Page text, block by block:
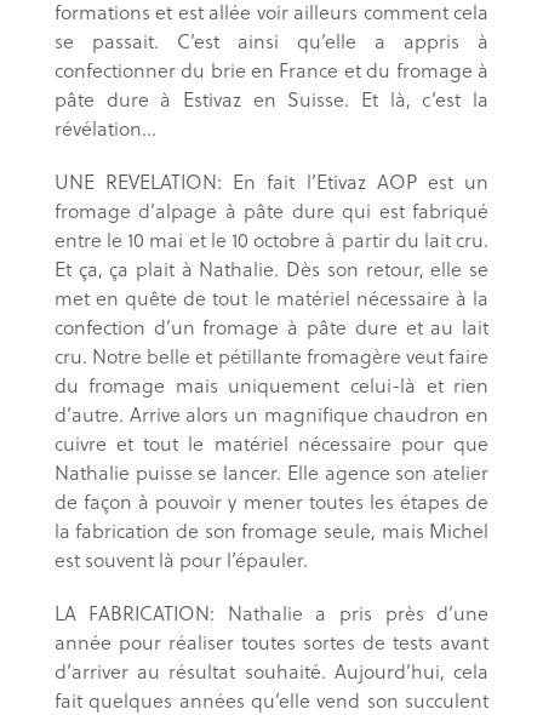
formations et est allée voir ailleurs comment cela
se passait. C’est ainsi qu’elle a appris à
confectionner du brie en France et du fromage à
pâte dure à Estivaz en Suisse. Et là, c’est la
révélation…
UNE REVELATION: En fait l’Etivaz AOP est un
fromage d’alpage à pâte dure qui est fabriqué
entre le 10 mai et le 10 octobre à partir du lait cru.
Et ça, ça plait à Nathalie. Dès son retour, elle se
met en quête de tout le matériel nécessaire à la
confection d’un fromage à pâte dure et au lait
cru. Notre belle et pétillante fromagère veut faire
du fromage mais uniquement celui-là et rien
d’autre. Arrive alors un magnifique chaudron en
cuivre et tout le matériel nécessaire pour que
Nathalie puisse se lancer. Elle agence son atelier
de façon à pouvoir y mener toutes les étapes de
la fabrication de son fromage seule, mais Michel
est souvent là pour l’épauler.
LA FABRICATION: Nathalie a pris près d’une
année pour réaliser toutes sortes de tests avant
d’arriver au résultat souhaité. Aujourd’hui, cela
fait quelques années qu’elle vend son succulent